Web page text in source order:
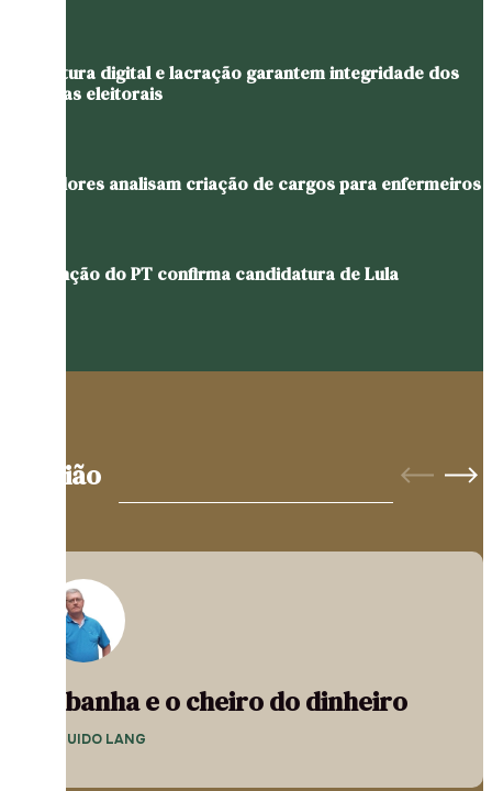
Assinatura digital e lacração garantem integridade dos
sistemas eleitorais
Vereadores analisam criação de cargos para enfermeiros
Convenção do PT confirma candidatura de Lula
Opinião
A banha e o cheiro do dinheiro
— GUIDO LANG